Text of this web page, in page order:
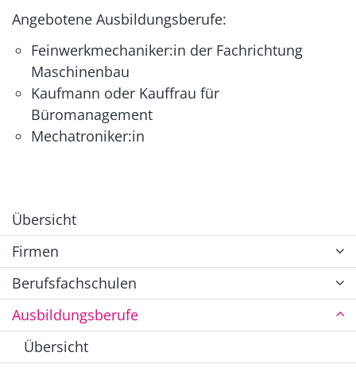
Angebotene Ausbildungsberufe:
Feinwerkmechaniker:in der Fachrichtung
Maschinenbau
Kaufmann oder Kauffrau für
Büromanagement
Mechatroniker:in
Übersicht
Firmen
Berufsfachschulen
Ausbildungsberufe
Übersicht